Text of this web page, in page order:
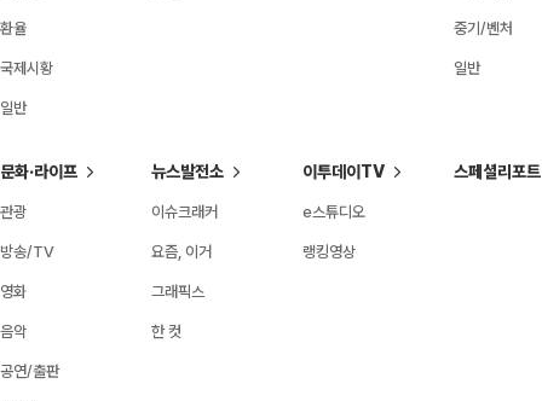
환율
국제시황
일반
중기/벤처
일반
문화·라이프
관광
방송/TV
영화
음악
공연/출판
뉴스발전소
이슈크래커
요즘, 이거
그래픽스
한 컷
이투데이TV
e스튜디오
랭킹영상
스페셜리포트